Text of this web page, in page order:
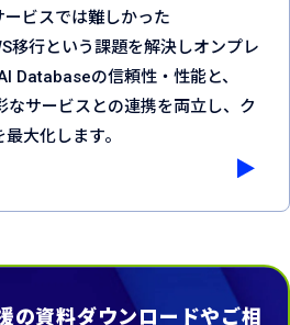
ビスでは難しかった
移行という課題を解決しオンプレ
Databaseの信頼性・性能と、
なサービスとの連携を両立し、ク
大化します。
の資料ダウンロードやご相